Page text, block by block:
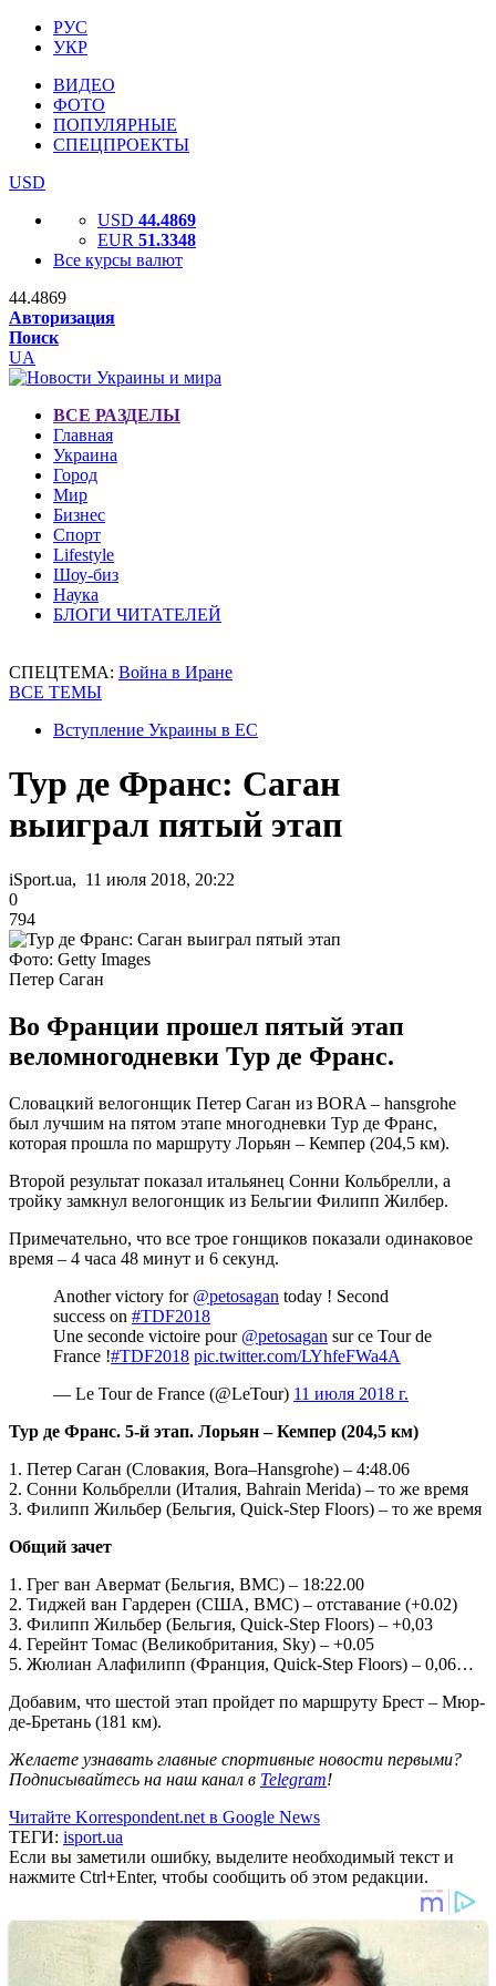
РУС
УКР
ВИДЕО
ФОТО
ПОПУЛЯРНЫЕ
СПЕЦПРОЕКТЫ
USD
USD 44.4869
EUR 51.3348
Все курсы валют
44.4869
Авторизация
Поиск
UA
ВСЕ РАЗДЕЛЫ
Главная
Украина
Город
Мир
Бизнес
Спорт
Lifestyle
Шоу-биз
Наука
БЛОГИ ЧИТАТЕЛЕЙ
СПЕЦТЕМА: Война в Иране
ВСЕ ТЕМЫ
Вступление Украины в ЕС
Тур де Франс: Саган
выиграл пятый этап
iSport.ua, 11 июля 2018, 20:22
0
794
Фото: Getty Images
Петер Саган
Во Франции прошел пятый этап
веломногодневки Тур де Франс.
Словацкий велогонщик Петер Саган из BORA – hansgrohe
был лучшим на пятом этапе многодневки Тур де Франс,
которая прошла по маршруту Лорьян – Кемпер (204,5 км).
Второй результат показал итальянец Сонни Кольбрелли, а
тройку замкнул велогонщик из Бельгии Филипп Жилбер.
Примечательно, что все трое гонщиков показали одинаковое
время – 4 часа 48 минут и 6 секунд.
Another victory for @petosagan today ! Second
success on #TDF2018
Une seconde victoire pour @petosagan sur ce Tour de
France !#TDF2018 pic.twitter.com/LYhfeFWa4A
— Le Tour de France (@LeTour) 11 июля 2018 г.
Тур де Франс. 5-й этап. Лорьян – Кемпер (204,5 км)
1. Петер Саган (Словакия, Bora–Hansgrohe) – 4:48.06
2. Сонни Кольбрелли (Италия, Bahrain Merida) – то же время
3. Филипп Жильбер (Бельгия, Quick-Step Floors) – то же время
Общий зачет
1. Грег ван Авермат (Бельгия, BMC) – 18:22.00
2. Тиджей ван Гардерен (США, BMC) – отставание (+0.02)
3. Филипп Жильбер (Бельгия, Quick-Step Floors) – +0,03
4. Герейнт Томас (Великобритания, Sky) – +0.05
5. Жюлиан Алафилипп (Франция, Quick-Step Floors) – 0,06…
Добавим, что шестой этап пройдет по маршруту Брест – Мюр-
де-Бретань (181 км).
Желаете узнавать главные спортивные новости первыми?
Подписывайтесь на наш канал в Telegram!
Читайте Korrespondent.net в Google News
ТЕГИ: isport.ua
Если вы заметили ошибку, выделите необходимый текст и
нажмите Ctrl+Enter, чтобы сообщить об этом редакции.